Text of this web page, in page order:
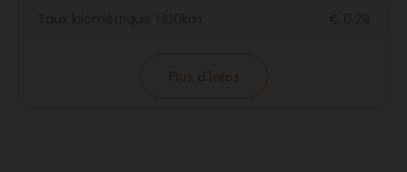
Plus d'infos